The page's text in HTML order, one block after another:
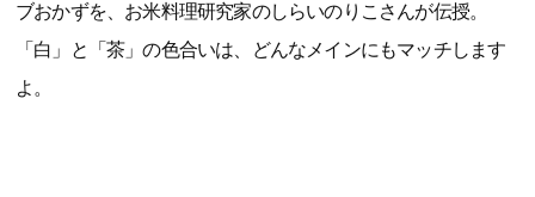
ブおかずを、お米料理研究家のしらいのりこさんが伝授。
「白」と「茶」の色合いは、どんなメインにもマッチします
よ。